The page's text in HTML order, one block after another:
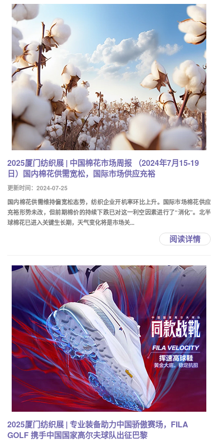
2025厦门纺织展 | 中国棉花市场周报 （2024年7月15-19
日）国内棉花供需宽松，国际市场供应充裕
更新时间：2024-07-25
国内棉花供需维持偏宽松态势，纺织企业开机率环比上升。国际市场棉花供应
充裕形势未改，但前期棉价的持续下跌已对这一利空因素进行了“消化”。北半
球棉花已进入关键生长期，天气变化将是市场关...
阅读详情
2025厦门纺织展 | 专业装备助力中国骄傲赛场，FILA
GOLF 携手中国国家高尔夫球队出征巴黎